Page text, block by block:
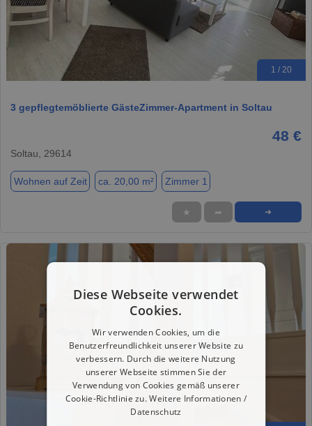
1 / 20
3 gepflegtemöblierte GästeZimmer-Apartment in Soltau
48 €
Soltau, 29614
Wohnen auf Zeit ca. 20,00 m² Zimmer 1
★ ➦ ➜
Diese Webseite verwendet
Cookies.
Wir verwenden Cookies, um die
Benutzerfreundlichkeit unserer Website zu
verbessern. Durch die weitere Nutzung
unserer Webseite stimmen Sie der
Verwendung von Cookies gemäß unserer
Cookie-Richtlinie zu.Weitere Informationen /
Datenschutz